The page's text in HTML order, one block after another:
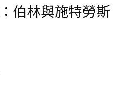
伯林與施特勞斯